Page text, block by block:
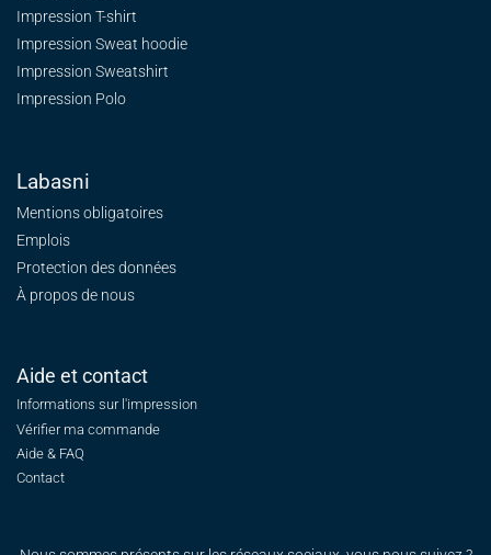
Impression T-shirt
Impression Sweat hoodie
Impression Sweatshirt
Impression Polo
Labasni
Mentions obligatoires
Emplois
Protection des données
À propos de nous
Aide et contact
Informations sur l'impression
Vérifier ma commande
Aide & FAQ
Contact